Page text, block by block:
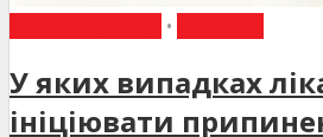
•
У яких випадках
ініціювати